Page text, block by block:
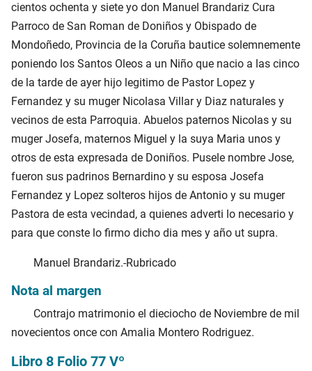
cientos ochenta y siete yo don Manuel Brandariz Cura
Parroco de San Roman de Doniños y Obispado de
Mondoñedo, Provincia de la Coruña bautice solemnemente
poniendo los Santos Oleos a un Niño que nacio a las cinco
de la tarde de ayer hijo legitimo de Pastor Lopez y
Fernandez y su muger Nicolasa Villar y Diaz naturales y
vecinos de esta Parroquia. Abuelos paternos Nicolas y su
muger Josefa, maternos Miguel y la suya Maria unos y
otros de esta expresada de Doniños. Pusele nombre Jose,
fueron sus padrinos Bernardino y su esposa Josefa
Fernandez y Lopez solteros hijos de Antonio y su muger
Pastora de esta vecindad, a quienes adverti lo necesario y
para que conste lo firmo dicho dia mes y año ut supra.
Manuel Brandariz.-Rubricado
Nota al margen
Contrajo matrimonio el dieciocho de Noviembre de mil
novecientos once con Amalia Montero Rodriguez.
Libro 8 Folio 77 Vº